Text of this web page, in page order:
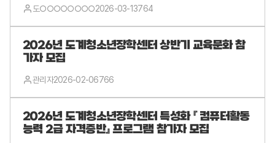
도○○○○○○○○2026-03-13764
2026년 도계청소년장학센터 상반기 교육문화 참
가자 모집
관리자2026-02-06766
2026년 도계청소년장학센터 특성화 『 컴퓨터활동
능력 2급 자격증반』 프로그램 참가자 모집